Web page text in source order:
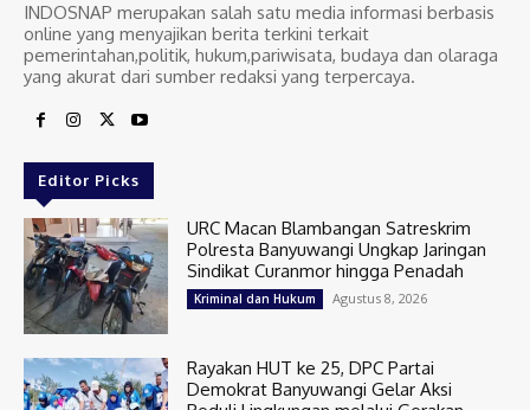
INDOSNAP merupakan salah satu media informasi berbasis
online yang menyajikan berita terkini terkait
pemerintahan,politik, hukum,pariwisata, budaya dan olaraga
yang akurat dari sumber redaksi yang terpercaya.
Editor Picks
URC Macan Blambangan Satreskrim
Polresta Banyuwangi Ungkap Jaringan
Sindikat Curanmor hingga Penadah
Kriminal dan Hukum Agustus 8, 2026
Rayakan HUT ke 25, DPC Partai
Demokrat Banyuwangi Gelar Aksi